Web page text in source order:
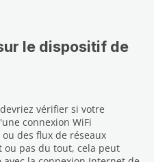
le dispositif de
vérifier si votre
connexion WiFi
des flux de réseaux
ou pas du tout, cela peut